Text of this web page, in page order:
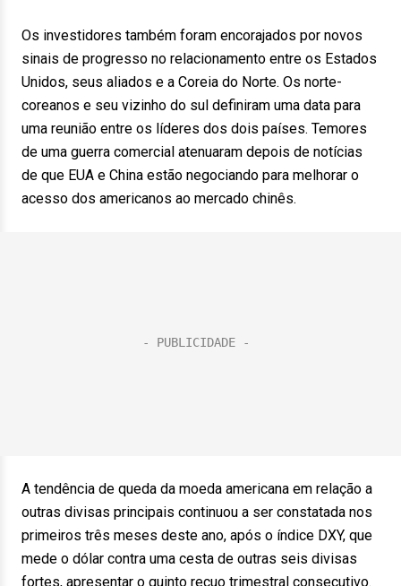
Os investidores também foram encorajados por novos
sinais de progresso no relacionamento entre os Estados
Unidos, seus aliados e a Coreia do Norte. Os norte-
coreanos e seu vizinho do sul definiram uma data para
uma reunião entre os líderes dos dois países. Temores
de uma guerra comercial atenuaram depois de notícias
de que EUA e China estão negociando para melhorar o
acesso dos americanos ao mercado chinês.
A tendência de queda da moeda americana em relação a
outras divisas principais continuou a ser constatada nos
primeiros três meses deste ano, após o índice DXY, que
mede o dólar contra uma cesta de outras seis divisas
fortes, apresentar o quinto recuo trimestral consecutivo.